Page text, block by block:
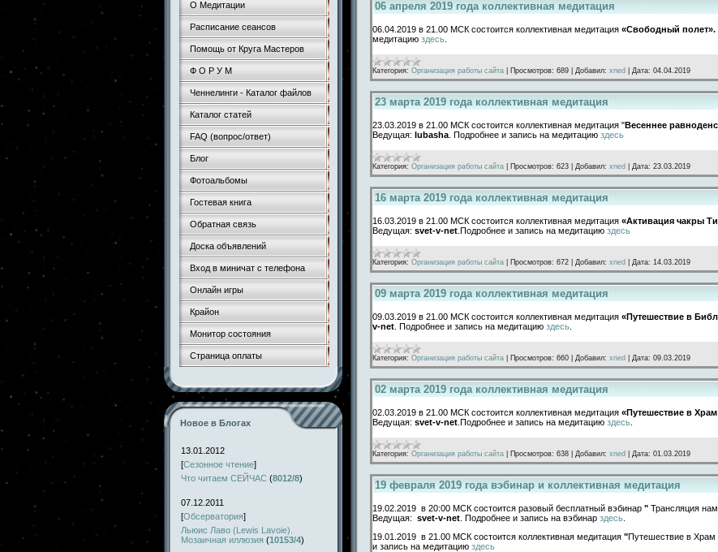
О Медитации
Расписание сеансов
Помощь от Круга Мастеров
Ф О Р У М
Ченнелинги - Каталог файлов
Каталог статей
FAQ (вопрос/ответ)
Блог
Фотоальбомы
Гостевая книга
Обратная связь
Доска объявлений
Вход в миничат с телефона
Онлайн игры
Крайон
Монитор состояния
Страница оплаты
Новое в Блогах
13.01.2012
[Сезонное чтение]
Что читаем СЕЙЧАС (8012/8)
07.12.2011
[Обсерватория]
Льюис Лаво (Lewis Lavoie).
Мозаичная иллюзия (10153/4)
06 апреля 2019 года коллективная медитация
06.04.2019 в 21.00 МСК состоится коллективная медитация «Свободный полет».
медитацию здесь
Категория: Организация работы сайта Просмотров: 689 Добавил: xned Дата: 04.04.2019
23 марта 2019 года коллективная медитация
23.03.2019 в 21.00 МСК состоится коллективная медитация "Весеннее
Ведущая: lubasha . Подробнее и запись на медитацию здесь
Категория: Организация работы сайта Просмотров: 623 Добавил: xned Дата: 23.03.2019
16 марта 2019 года коллективная медитация
16.03.2019 в 21.00 МСК состоится коллективная медитация «Активация чакры
Ведущая: svet-v-net .Подробнее и запись на медитацию здесь
Категория: Организация работы сайта Просмотров: 672 Добавил: xned Дата: 14.03.2019
09 марта 2019 года коллективная медитация
09.03.2019 в 21.00 МСК состоится коллективная медитация «Путешествие в
v-net . Подробнее и запись на медитацию здесь
Категория: Организация работы сайта Просмотров: 660 Добавил: xned Дата: 09.03.2019
02 марта 2019 года коллективная медитация
02.03.2019 в 21.00 МСК состоится коллективная медитация «Путешествие в
Ведущая: svet-v-net .Подробнее и запись на медитацию здесь
Категория: Организация работы сайта Просмотров: 638 Добавил: xned Дата: 01.03.2019
19 февраля 2019 года вэбинар и коллективная медитация
19.02.2019 в 20:00 МСК состоится разовый бесплатный вэбинар " Трансляция
Ведущая: svet-v-net . Подробнее и запись на вэбинар здесь
19.01.2019 в 21.00 МСК состоится коллективная медитация "Путешествие в Храм
и запись на медитацию здесь